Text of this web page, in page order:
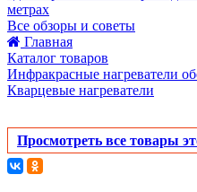
метрах
Все обзоры и советы
Главная
Каталог товаров
Инфракрасные нагреватели
Кварцевые нагреватели
Просмотреть все товары